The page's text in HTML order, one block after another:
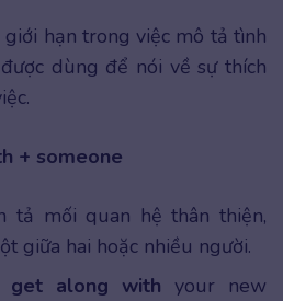
hạn trong việc mô tả tình
dùng để nói về sự thích
+ someone
tả mối quan hệ thân thiện,
giữa hai hoặc nhiều người.
get along with your new